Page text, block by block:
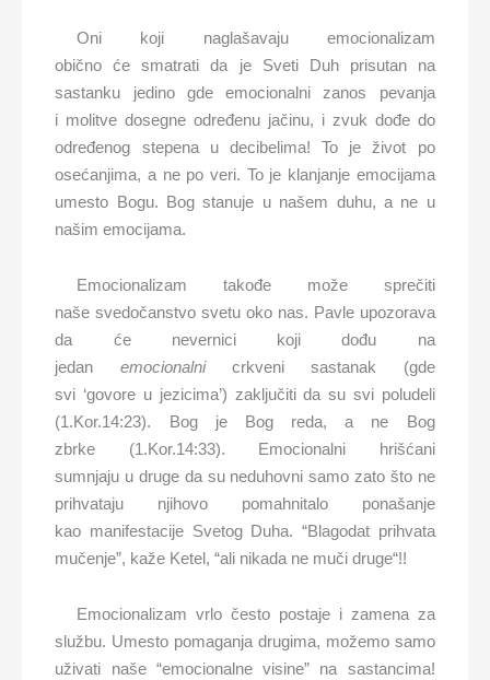
Oni koji naglašavaju emocionalizam
obično će smatrati da je Sveti Duh prisutan na
sastanku jedino gde emocionalni zanos pevanja
i molitve dosegne određenu jačinu, i zvuk dođe do
određenog stepena u decibelima! To je život po
osećanjima, a ne po veri. To je klanjanje emocijama
umesto Bogu. Bog stanuje u našem duhu, a ne u
našim emocijama.
Emocionalizam takođe može sprečiti
naše svedočanstvo svetu oko nas. Pavle upozorava
da će nevernici koji dođu na
jedan emocionalnicrkveni sastanak (gde
svi ‘govore u jezicima’) zaključiti da su svi poludeli
(1.Kor.14:23). Bog je Bog reda, a ne Bog
zbrke (1.Kor.14:33). Emocionalni hrišćani
sumnjaju u druge da su neduhovni samo zato što ne
prihvataju njihovo pomahnitalo ponašanje
kao manifestacije Svetog Duha. “Blagodat prihvata
mučenje”, kaže Ketel, “ali nikada ne muči druge“!!
Emocionalizam vrlo često postaje i zamena za
službu. Umesto pomaganja drugima, možemo samo
uživati naše “emocionalne visine” na sastancima!